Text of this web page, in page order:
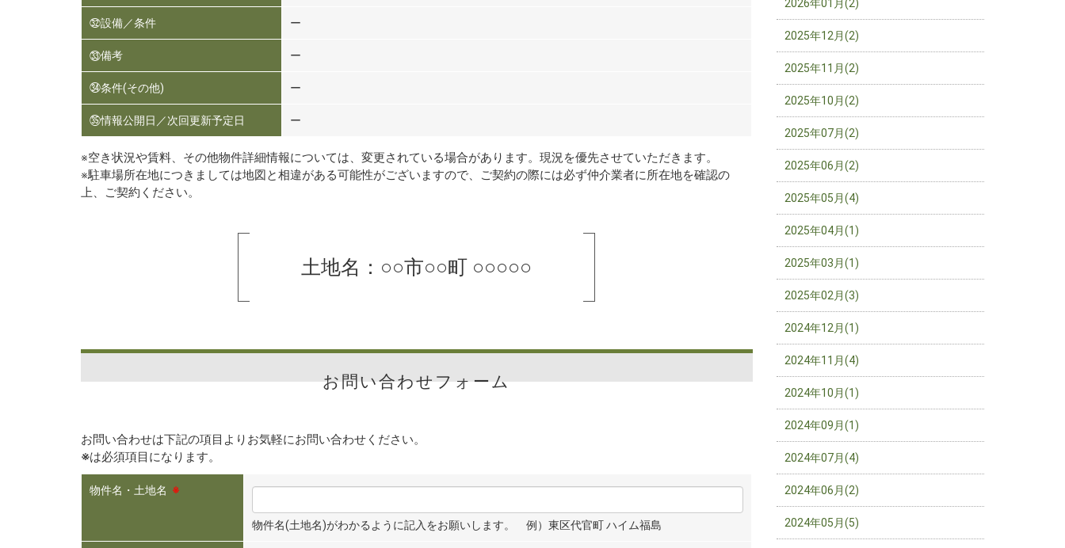
㉜設備／条件 ー
㉝備考 ー
㉞条件(その他) ー
㉟情報公開日／次回更新予定日 ー
※空き状況や賃料、その他物件詳細情報については、変更されている場合があります。現況を優先させていただきます。
※駐車場所在地につきましては地図と相違がある可能性がございますので、ご契約の際には必ず仲介業者に所在地を確認の
上、ご契約ください。
土地名：○○市○○町 ○○○○○
お問い合わせフォーム
お問い合わせは下記の項目よりお気軽にお問い合わせください。
※は必須項目になります。
物件名・土地名 ※
物件名(土地名)がわかるように記入をお願いします。 例）東区代官町 ハイム福島
2026年01月(2)
2025年12月(2)
2025年11月(2)
2025年10月(2)
2025年07月(2)
2025年06月(2)
2025年05月(4)
2025年04月(1)
2025年03月(1)
2025年02月(3)
2024年12月(1)
2024年11月(4)
2024年10月(1)
2024年09月(1)
2024年07月(4)
2024年06月(2)
2024年05月(5)